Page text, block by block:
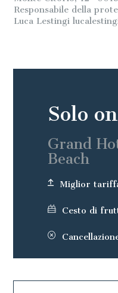
Responsabile della
Luca Lestingi
Solo
Grand
Beach
Miglior
Cesto di